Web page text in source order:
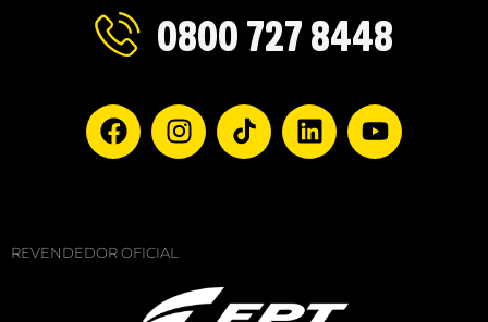
0800 727 8448
REVENDEDOR OFICIAL